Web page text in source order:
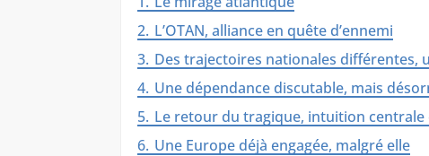
2. L’OTAN, alliance en quête d’ennemi
3. Des trajectoires nationales différentes,
4. Une dépendance discutable, mais
5. Le retour du tragique, intuition centrale
6. Une Europe déjà engagée, malgré elle